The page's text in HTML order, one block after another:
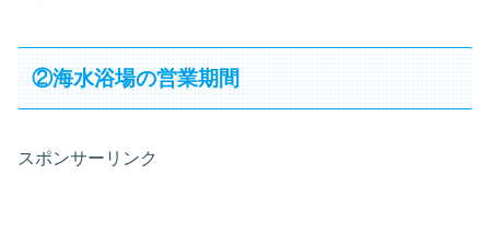
②海水浴場の営業期間
スポンサーリンク